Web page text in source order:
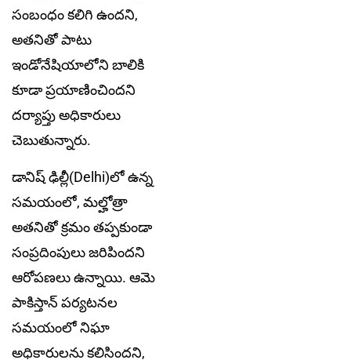
సంబంధం కలిగి ఉందని,
అతనితో పాటు
ఇండోనేషియాలోని బాలికి
కూడా ప్రయాణించిందని
దర్యాప్తు అధికారులు
చెబుతున్నారు.
డానిష్ ఢిల్లీ(Delhi)లో ఉన్న
సమయంలో, మల్హోత్రా
అతనితో క్రమం తప్పకుండా
సంప్రదింపులు జరిపిందని
ఆరోపణలు ఉన్నాయి. ఆమె
పాకిస్తాన్ పర్యటనల
సమయంలో నిఘా
అధికారులను కలిసిందని,